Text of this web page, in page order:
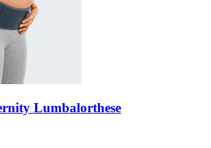
Lumbalorthese